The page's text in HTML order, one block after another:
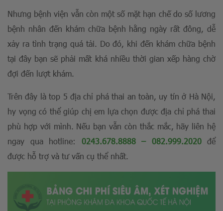
Nhưng bệnh viện vẫn còn một số mặt hạn chế do số lương
bệnh nhân đến khám chữa bệnh hằng ngày rất đông, dễ
xảy ra tình trạng quá tải. Do đó, khi đến khám chữa bệnh
tại đây bạn sẽ phải mất khá nhiều thời gian xếp hàng chờ
đợi đến lượt khám.
Trên đây là top 5 địa chỉ phá thai an toàn, uy tín ở Hà Nội,
hy vọng có thể giúp chị em lựa chọn được địa chỉ phá thai
phù hợp với mình. Nếu bạn vẫn còn thắc mắc, hãy liên hệ
ngay qua hotline: 0243.678.8888– 082.999.2020 để
được hỗ trợ và tư vấn cụ thể nhất.